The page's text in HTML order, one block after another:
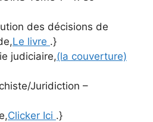
des décisions de
Le livre .}
judiciaire,(la couverture)
Juridiction –
Clicker Ici .}